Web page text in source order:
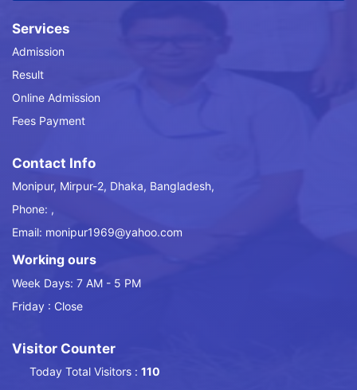
Services
Admission
Result
Online Admission
Fees Payment
Contact Info
Monipur, Mirpur-2, Dhaka, Bangladesh,
Phone: ,
Email: monipur1969@yahoo.com
Working ours
Week Days: 7 AM - 5 PM
Friday : Close
Visitor Counter
Today Total Visitors : 110